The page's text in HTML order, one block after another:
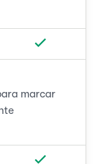
marcar